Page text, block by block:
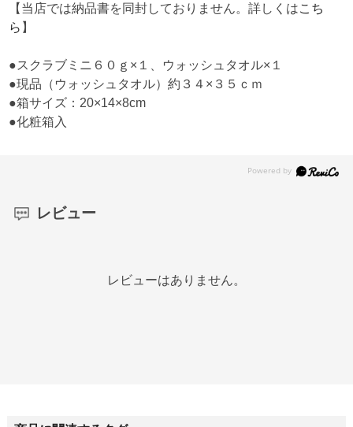
【当店では納品書を同封しておりません。詳しくはこち
ら 】
●スクラブミニ６０ｇ×１、ウォッシュタオル×１
●現品（ウォッシュタオル）約３４×３５ｃｍ
●箱サイズ：20×14×8cm
●化粧箱入
レビュー
レビューはありません。